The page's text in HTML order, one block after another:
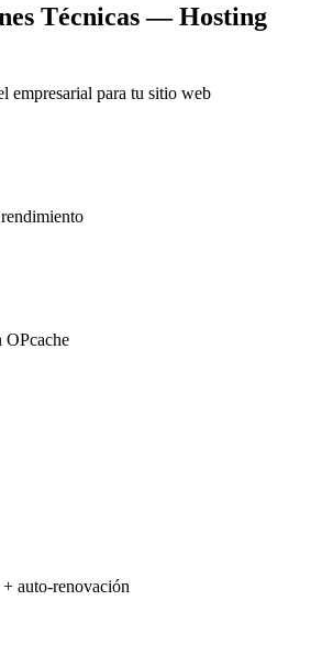
Técnicas — Hosting
empresarial para tu sitio web
OPcache
auto-renovación